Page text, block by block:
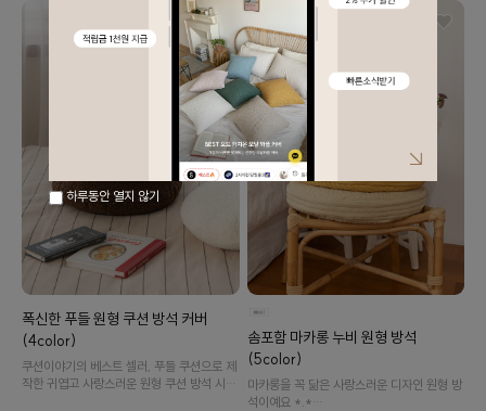
바솜
폭신한 푸들 원형 쿠션 방석 커버
(4color)
쿠션이야기의 베스트 셀러, 푸들 쿠션으로 제
작한 귀엽고 사랑스러운 원형 쿠션 방석 시리
솜포함 마카롱 누비 원형 방석
(5color)
마카롱을 꼭 닮은 사랑스러운 디자인 원형 방
석이예요 *.*
하루동안 열지 않기